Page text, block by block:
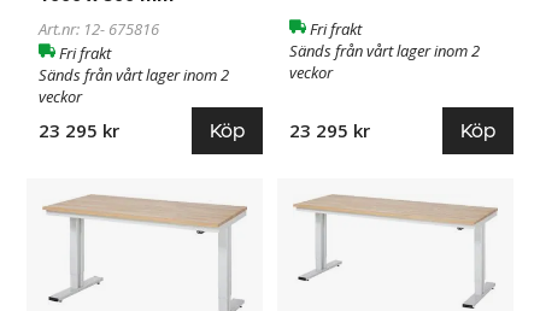
BxD
1000
800
mm
Art.nr: 12- 675816
Fri frakt
Sänds från vårt lager inom 2
veckor
23 295 kr Köp
BxD
1250
mm
Fri frakt
Sänds från vårt lager inom 2
veckor
23 295 kr Köp
och
Arbetsbord
Dagfinn,
453737
och
Arbetsbord
453745